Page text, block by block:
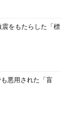
をもたらした「標
悪用された「盲